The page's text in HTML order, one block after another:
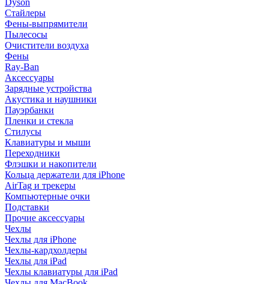
Dyson
Стайлеры
Фены-выпрямители
Пылесосы
Очистители воздуха
Фены
Ray-Ban
Аксессуары
Зарядные устройства
Акустика и наушники
Пауэрбанки
Пленки и стекла
Стилусы
Клавиатуры и мыши
Переходники
Флэшки и накопители
Кольца держатели для iPhone
AirTag и трекеры
Компьютерные очки
Подставки
Прочие аксессуары
Чехлы
Чехлы для iPhone
Чехлы-кардхолдеры
Чехлы для iPad
Чехлы клавиатуры для iPad